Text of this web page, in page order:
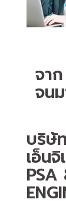
จา
จน
บริษั
เอ็น
PSA